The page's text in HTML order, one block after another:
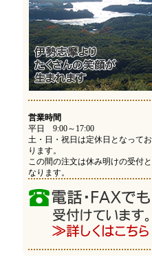
営業時間
平日 9:00～17:00
土・日・祝日は定休日となってお
ります。
この間の注文は休み明けの受付と
なります。